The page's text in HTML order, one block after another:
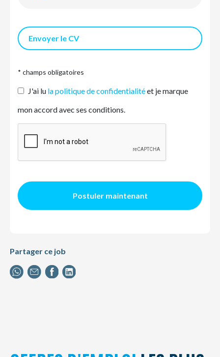
Envoyer le CV
* champs obligatoires
J'ai lu la politique de confidentialitéet je marque
mon accord avec ses conditions.
Postuler maintenant
Partager ce job